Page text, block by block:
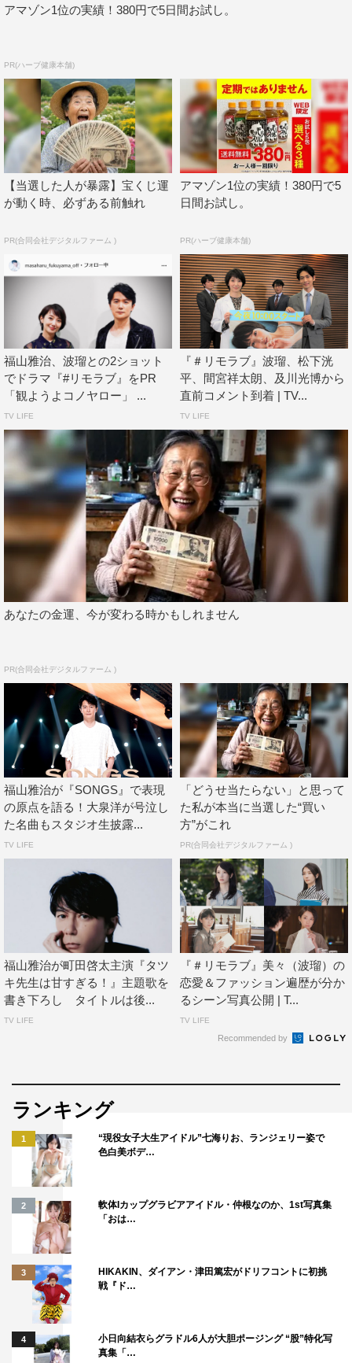
心臓が脈打つ音の表現にはいくつかの言葉があります。あ
かたや「心音」という言葉には、「生まれたての命の音」
とでも言いますか、か弱く繊細な、だけど確かな命が宿っ
ている、というイメージ。
ちょっと不器用だから恋する気持ちに素直になれなかった
り、真っ直ぐに人に向き合うことに少し疲れてしまった。
でも、一度生まれた「恋心」は、まるで心臓が脈打つかの
ように止められない。
でも、戸惑いもある…。そんな大桜美々をイメージしてい
この楽曲が本ドラマに寄り添い、そして少しでもドラマの
盛り上がりのお手伝いができれば幸いです。
「心音」
福山雅治
作詞・作曲・編曲：福山雅治
ストリングスアレンジ：井上鑑
AMUSE/UNIVERSAL J
番組情報
『＃リモラブ～普通の恋は邪道～』
日本テレビ系
2020年10月14日（水）スタート
毎週水曜 後10・00～11・00
及川光博 松下洸平 波瑠
福山雅治 間宮祥太朗 髙橋優斗
アマゾン1位の実績！380円で5日間お試し。
PR(ハーブ健康本舗)
【当選した人が暴露】宝くじ運
が動く時、必ずある前触れ
PR(合同会社デジタルファーム )
アマゾン1位の実績！380円で5
日間お試し。
PR(ハーブ健康本舗)
福山雅治、波瑠との2ショット
でドラマ『#リモラブ』をPR
「観ようよコノヤロー」 ...
TV LIFE
『＃リモラブ』波瑠、松下洸
平、間宮祥太朗、及川光博から
直前コメント到着 | TV...
TV LIFE
あなたの金運、今が変わる時かもしれません
PR(合同会社デジタルファーム )
福山雅治が『SONGS』で表現
の原点を語る！大泉洋が号泣し
た名曲もスタジオ生披露...
TV LIFE
「どうせ当たらない」と思って
た私が本当に当選した“買い
方”がこれ
PR(合同会社デジタルファーム )
福山雅治が町田啓太主演『タツ
キ先生は甘すぎる！』主題歌を
書き下ろし タイトルは後...
TV LIFE
『＃リモラブ』美々（波瑠）の
恋愛＆ファッション遍歴が分か
るシーン写真公開 | T...
TV LIFE
Recommended by
ランキング
1
“現役女子大生アイドル”七海りお、ランジェリー姿で
色白美ボデ…
2
軟体Iカップグラビアアイドル・仲根なのか、1st写真集
「おは…
3
HIKAKIN、ダイアン・津田篤宏がドリフコントに初挑
戦『ド…
4
小日向結衣らグラドル6人が大胆ポージング “股”特化写
真集「…